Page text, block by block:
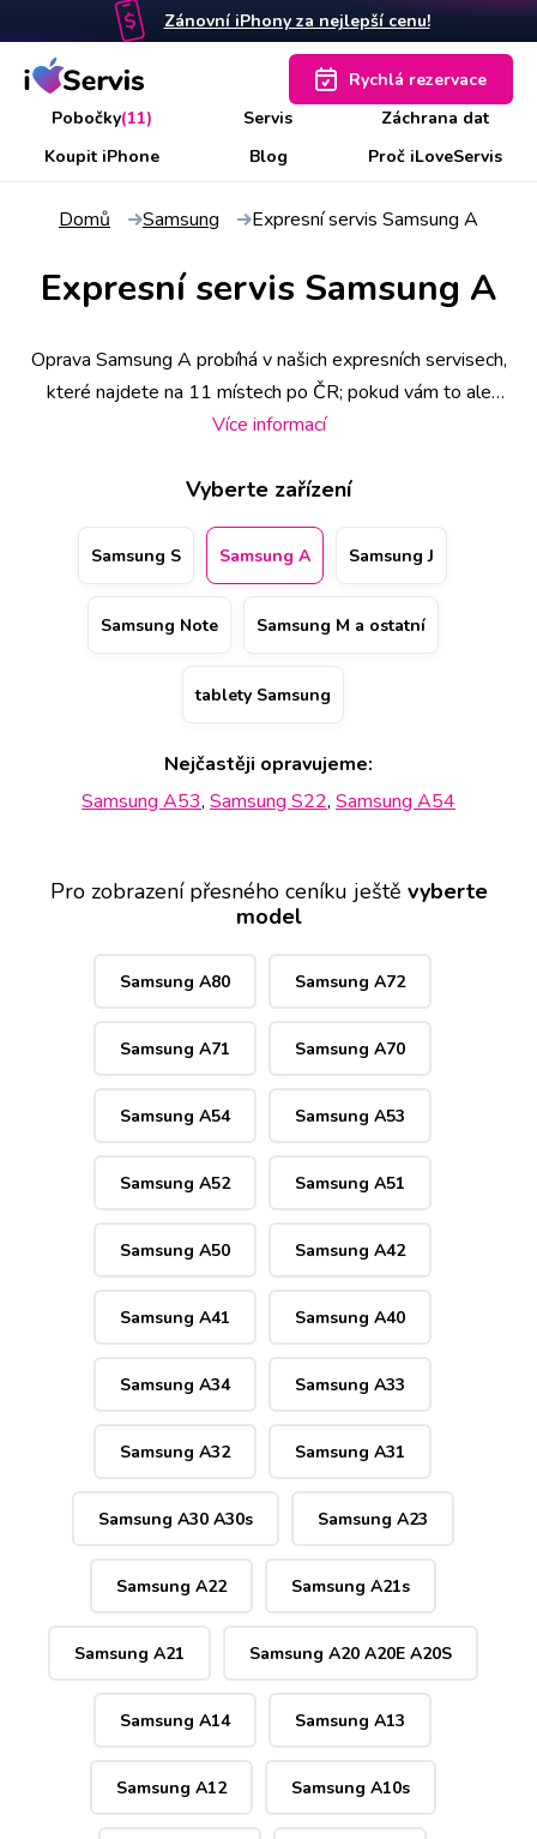
Zánovní iPhony za nejlepší cenu!
Pobočky(11) Servis
Záchrana dat
Koupit iPhone
Blog Proč iLoveServis
Rychlá rezervace
Domů Samsung Expresní servis Samsung A
Expresní servis Samsung A
Oprava Samsung A probíhá v našich expresních servisech,
které najdete na 11 místech po ČR; pokud vám to ale
vyhovuje více, vyzvedne si přístroj náš kurýr u vás doma
čemž se můžete předem informovat zavoláním na
konkrétní pobočku a případně si i rezervovat termín a
hodinu. Kvalitu opravy Samsung A dokládá i doživotní
záruka na práci a nadstandardní 2 letá na vyměněný díl.
Více informací
Vyberte zařízení
Samsung S Samsung A Samsung J
Samsung Note Samsung M a ostatní
tablety Samsung
Nejčastěji opravujeme:
Samsung A53, Samsung S22, Samsung A54
Pro zobrazení přesného ceníku ještě vyberte
model
Samsung A80 Samsung A72
Samsung A71 Samsung A70
Samsung A54 Samsung A53
Samsung A52 Samsung A51
Samsung A50 Samsung A42
Samsung A41 Samsung A40
Samsung A34 Samsung A33
Samsung A32 Samsung A31
Samsung A30 A30s Samsung A23
Samsung A22 Samsung A21s
Samsung A21 Samsung A20 A20E A20S
Samsung A14 Samsung A13
Samsung A12 Samsung A10s